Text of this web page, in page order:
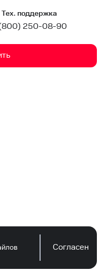
Тех. поддержка
250-08-90
Согласен